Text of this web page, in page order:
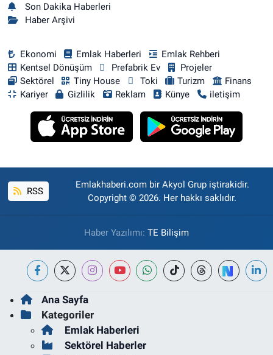
Son Dakika Haberleri
Haber Arşivi
Ekonomi Emlak Haberleri
Emlak Rehberi
Kentsel Dönüşüm
Prefabrik Ev
Projeler
Sektörel
Tiny House Toki Turizm
Finans
Kariyer
Gizlilik Reklam Künye iletişim
RSS
Emlakhaberi.com bir Akyol Grup iştirakidir.
Copyright © 2026. Her hakkı saklıdır.
Haber Yazılımı: TE Bilişim
Ana Sayfa
Kategoriler
Emlak Haberleri
Sektörel Haberler